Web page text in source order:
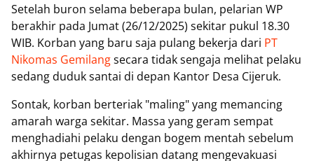
Setelah buron selama beberapa bulan, pelarian WP
berakhir pada Jumat (26/12/2025) sekitar pukul 18.30
WIB. Korban yang baru saja pulang bekerja dari PT
Nikomas Gemilangsecara tidak sengaja melihat pelaku
sedang duduk santai di depan Kantor Desa Cijeruk.
Sontak, korban berteriak "maling" yang memancing
amarah warga sekitar. Massa yang geram sempat
menghadiahi pelaku dengan bogem mentah sebelum
akhirnya petugas kepolisian datang mengevakuasi